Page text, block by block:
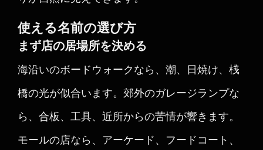
使える名前の選び方
まず店の居場所を決める
海沿いのボードウォークなら、潮、日焼け、桟
橋の光が似合います。郊外のガレージランプな
ら、合板、工具、近所からの苦情が響きます。
モールの店なら、アーケード、フードコート、